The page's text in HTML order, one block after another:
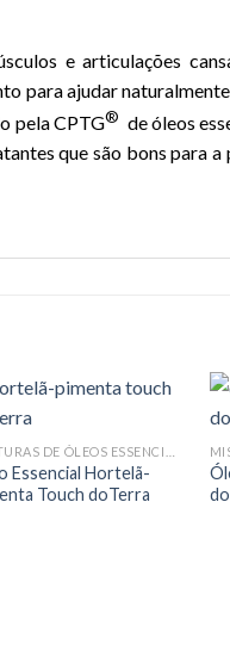
e articulações
para ajudar
pela CPTG® de óleos
que são bons para
Essencial Hortelã-
Touch doTerra